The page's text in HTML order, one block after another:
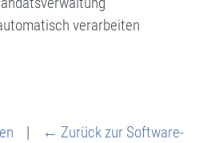
verarbeiten
|
← Zurück zur Software-